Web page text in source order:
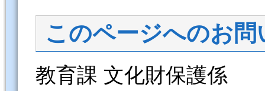
このページへのお問
教育課 文化財保護係